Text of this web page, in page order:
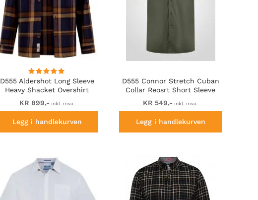
D555 Aldershot Long Sleeve
Heavy Shacket Overshirt
Tan/Navy Check
KR 899,- inkl. mva.
Legg i handlekurven
D555 Connor Stretch Cuban
Collar Reosrt Short Sleeve
Shirt Khaki
KR 549,- inkl. mva.
Legg i handlekurven